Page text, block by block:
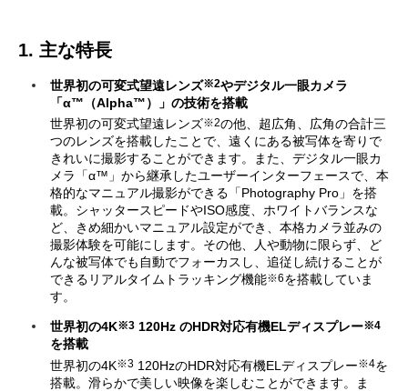
1. 主な特長
世界初の可変式望遠レンズ※2やデジタル一眼カメラ
「α™（Alpha™）」の技術を搭載
世界初の可変式望遠レンズ※2の他、超広角、広角の合計三
つのレンズを搭載したことで、遠くにある被写体を寄りで
きれいに撮影することができます。また、デジタル一眼カ
メラ「α™」から継承したユーザーインターフェースで、本
格的なマニュアル撮影ができる「Photography Pro」を搭
載。シャッタースピードやISO感度、ホワイトバランスな
ど、きめ細かいマニュアル設定ができ、本格カメラ並みの
撮影体験を可能にします。その他、人や動物に限らず、ど
んな被写体でも自動でフォーカスし、追従し続けることが
できるリアルタイムトラッキング機能※6を搭載していま
す。
世界初の4K※3 120Hz のHDR対応有機ELディスプレー※4
を搭載
世界初の4K※3 120HzのHDR対応有機ELディスプレー※4を
搭載。滑らかで美しい映像を楽しむことができます。ま